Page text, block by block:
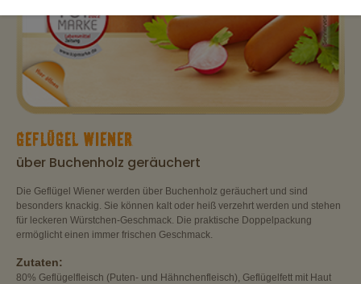
GEFLÜGEL WIENER
über Buchenholz geräuchert
Die Geflügel Wiener werden über Buchenholz geräuchert und sind
besonders knackig. Sie können kalt oder heiß verzehrt werden und stehen
für leckeren Würstchen-Geschmack. Die praktische Doppelpackung
ermöglicht einen immer frischen Geschmack.
Zutaten:
80% Geflügelfleisch (Puten- und Hähnchenfleisch), Geflügelfett mit Haut